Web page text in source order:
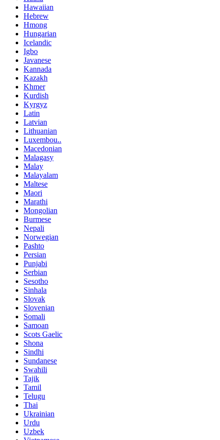
Hawaiian
Hebrew
Hmong
Hungarian
Icelandic
Igbo
Javanese
Kannada
Kazakh
Khmer
Kurdish
Kyrgyz
Latin
Latvian
Lithuanian
Luxembou..
Macedonian
Malagasy
Malay
Malayalam
Maltese
Maori
Marathi
Mongolian
Burmese
Nepali
Norwegian
Pashto
Persian
Punjabi
Serbian
Sesotho
Sinhala
Slovak
Slovenian
Somali
Samoan
Scots Gaelic
Shona
Sindhi
Sundanese
Swahili
Tajik
Tamil
Telugu
Thai
Ukrainian
Urdu
Uzbek